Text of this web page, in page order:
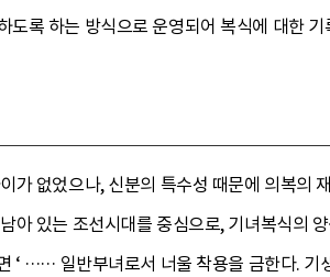
록 하는 방식으로 운영되어 복식에 대한
가 없었으나, 신분의 특수성 때문에 의복의
아 있는 조선시대를 중심으로, 기녀복식의
‘ …… 일반부녀로서 너울 착용을 금한다.